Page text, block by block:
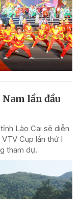
lần đầu
Lào Cai sẽ diễn
Cup lần thứ I
tham dự.